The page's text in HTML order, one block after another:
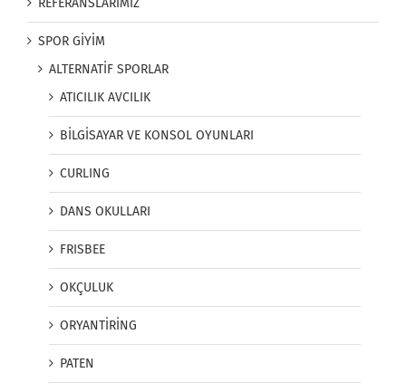
REFERANSLARIMIZ
SPOR GİYİM
ALTERNATİF SPORLAR
ATICILIK AVCILIK
BİLGİSAYAR VE KONSOL OYUNLARI
CURLING
DANS OKULLARI
FRISBEE
OKÇULUK
ORYANTİRİNG
PATEN